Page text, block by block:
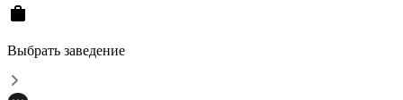
Выбрать заведение